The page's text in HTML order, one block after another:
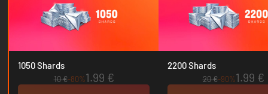
1050 Shards
10 €-80%1.99 €
2200 Shards
20 €-90%1.99 €